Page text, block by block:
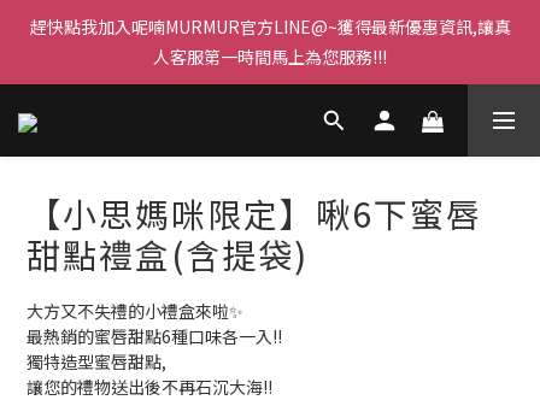
趕快點我加入呢喃MURMUR官方LINE@~獲得最新優惠資訊,讓真
人客服第一時間馬上為您服務!!!
【小思媽咪限定】啾6下蜜唇
甜點禮盒(含提袋)
大方又不失禮的小禮盒來啦✨
最熱銷的蜜唇甜點6種口味各一入!!
獨特造型蜜唇甜點,
讓您的禮物送出後不再石沉大海!!